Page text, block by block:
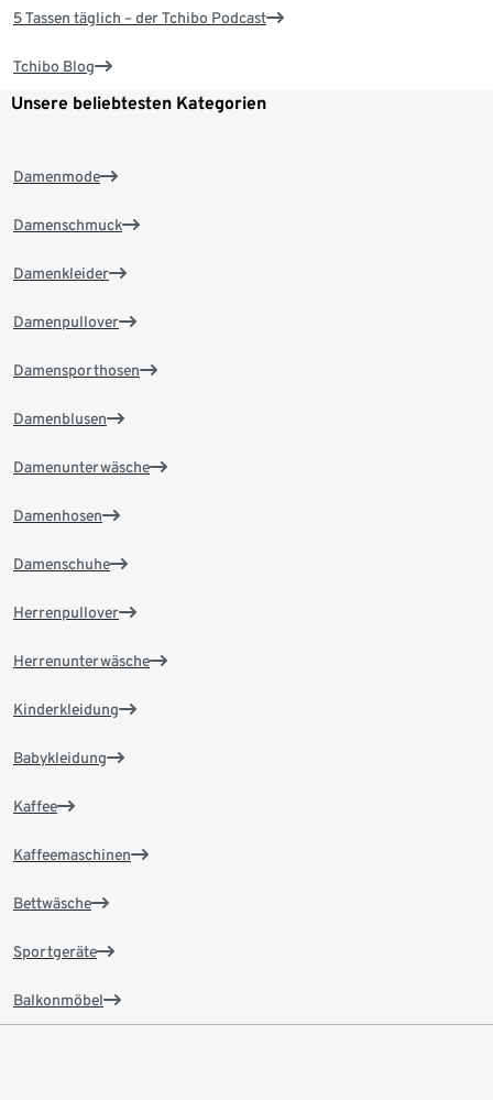
5 Tassen täglich – der Tchibo Podcast
Tchibo Blog
Unsere beliebtesten Kategorien
Damenmode
Damenschmuck
Damenkleider
Damenpullover
Damensporthosen
Damenblusen
Damenunterwäsche
Damenhosen
Damenschuhe
Herrenpullover
Herrenunterwäsche
Kinderkleidung
Babykleidung
Kaffee
Kaffeemaschinen
Bettwäsche
Sportgeräte
Balkonmöbel